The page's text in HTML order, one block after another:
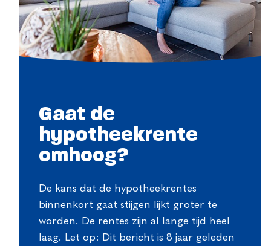
Gaat de
hypotheekrente
omhoog?
De kans dat de hypotheekrentes
binnenkort gaat stijgen lijkt groter te
worden. De rentes zijn al lange tijd heel
laag. Let op: Dit bericht is 8 jaar geleden